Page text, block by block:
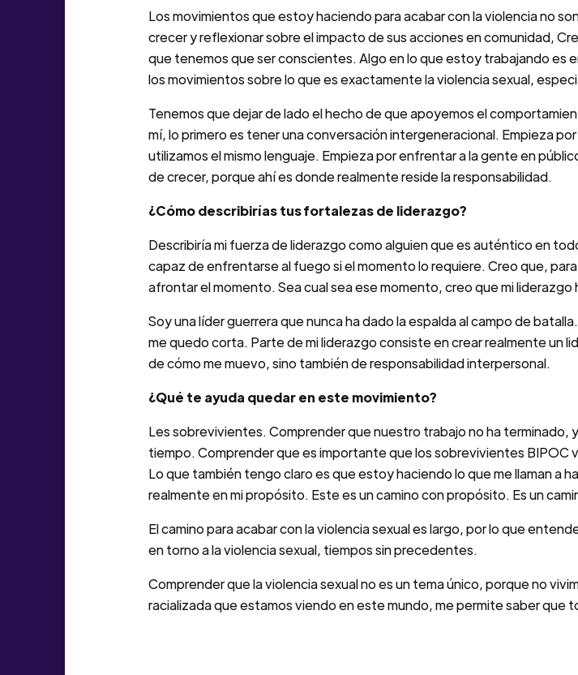
Los movimientos que estoy haciendo para acabar con la violencia no
crecer y reflexionar sobre el impacto de sus acciones en comunidad,
que tenemos que ser conscientes. Algo en lo que estoy trabajando
los movimientos sobre lo que es exactamente la violencia sexual,
Tenemos que dejar de lado el hecho de que apoyemos el
mí, lo primero es tener una conversación intergeneracional. Empieza
utilizamos el mismo lenguaje. Empieza por enfrentar a la gente en
de crecer, porque ahí es donde realmente reside la responsabilidad.
¿Cómo describirías tus fortalezas de liderazgo?
Describiría mi fuerza de liderazgo como alguien que es auténtico en
capaz de enfrentarse al fuego si el momento lo requiere. Creo que,
afrontar el momento. Sea cual sea ese momento, creo que mi liderazgo
Soy una líder guerrera que nunca ha dado la espalda al campo de
me quedo corta. Parte de mi liderazgo consiste en crear realmente un
de cómo me muevo, sino también de responsabilidad interpersonal.
¿Qué te ayuda quedar en este movimiento?
Les sobrevivientes. Comprender que nuestro trabajo no ha
tiempo. Comprender que es importante que los sobrevivientes
Lo que también tengo claro es que estoy haciendo lo que me llaman a
realmente en mi propósito. Este es un camino con propósito. Es un
El camino para acabar con la violencia sexual es largo, por lo que
en torno a la violencia sexual, tiempos sin precedentes.
Comprender que la violencia sexual no es un tema único, porque no
racializada que estamos viendo en este mundo, me permite saber que